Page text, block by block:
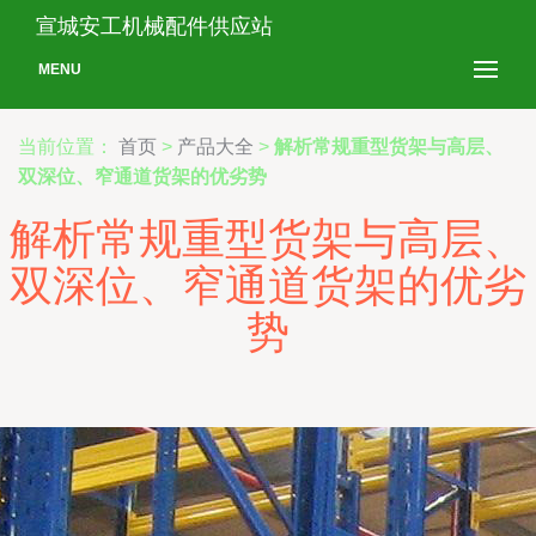
宣城安工机械配件供应站
MENU
当前位置： 首页 > 产品大全 > 解析常规重型货架与高层、
双深位、窄通道货架的优劣势
解析常规重型货架与高层、
双深位、窄通道货架的优劣
势